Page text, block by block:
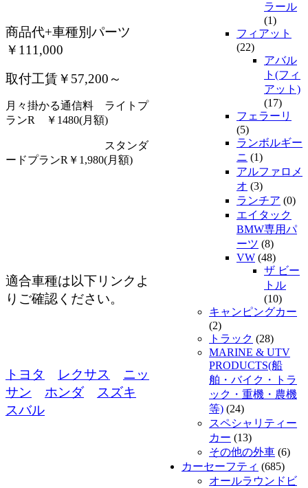
商品代+車種別パーツ
￥111,000
取付工賃￥57,200～
月々掛かる通信料 ライトプ
ランR ￥1480(月額)
スタンダ
ードプランR￥1,980(月額)
適合車種は以下リンクよ
りご確認ください。
トヨタ レクサス
ニッ
サン
ホンダ
スズキ
スバル
ラール
(1)
フィアット
(22)
アバル
ト(フィ
アット)
(17)
フェラーリ
(5)
ランボルギー
ニ (1)
アルファロメ
オ (3)
ランチア (0)
エイタック
BMW専用パ
ーツ (8)
VW (48)
ザ ビー
トル
(10)
キャンピングカー
(2)
トラック (28)
MARINE & UTV
PRODUCTS(船
舶・バイク・トラ
ック・重機・農機
等) (24)
スペシャリティー
カー (13)
その他の外車 (6)
カーセーフティ (685)
オールラウンドビ